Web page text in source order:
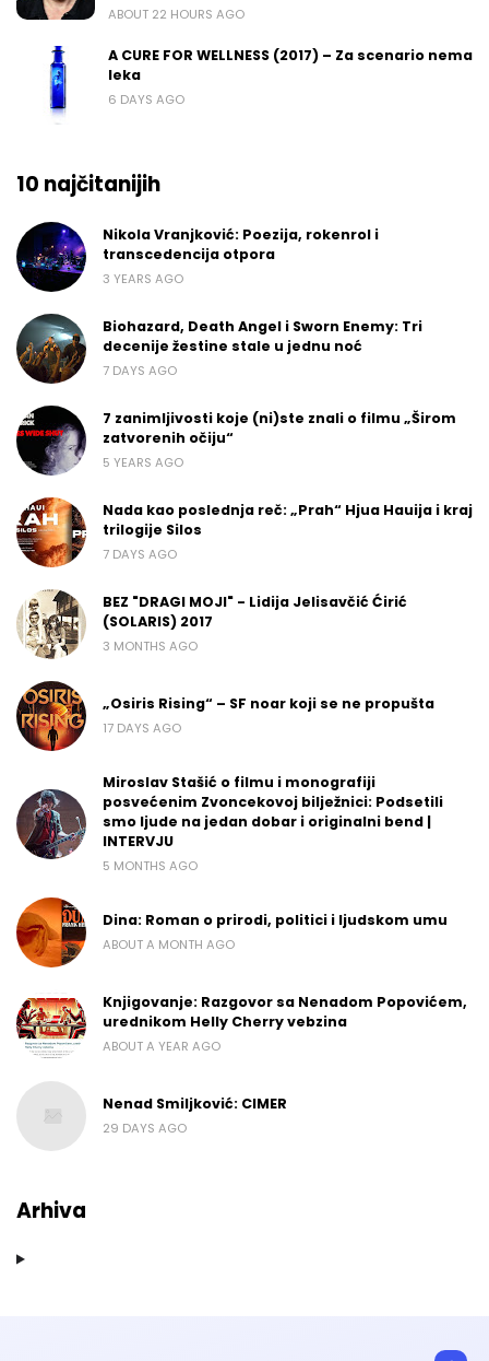
ABOUT 22 HOURS AGO
A CURE FOR WELLNESS (2017) – Za scenario nema
leka
6 DAYS AGO
10 najčitanijih
Nikola Vranjković: Poezija, rokenrol i
transcedencija otpora
3 YEARS AGO
Biohazard, Death Angel i Sworn Enemy: Tri
decenije žestine stale u jednu noć
7 DAYS AGO
7 zanimljivosti koje (ni)ste znali o filmu „Širom
zatvorenih očiju“
5 YEARS AGO
Nada kao poslednja reč: „Prah“ Hjua Hauija i kraj
trilogije Silos
7 DAYS AGO
BEZ "DRAGI MOJI" - Lidija Jelisavčić Ćirić
(SOLARIS) 2017
3 MONTHS AGO
„Osiris Rising“ – SF noar koji se ne propušta
17 DAYS AGO
Miroslav Stašić o filmu i monografiji
posvećenim Zvoncekovoj bilježnici: Podsetili
smo ljude na jedan dobar i originalni bend |
INTERVJU
5 MONTHS AGO
Dina: Roman o prirodi, politici i ljudskom umu
ABOUT A MONTH AGO
Knjigovanje: Razgovor sa Nenadom Popovićem,
urednikom Helly Cherry vebzina
ABOUT A YEAR AGO
Nenad Smiljković: CIMER
29 DAYS AGO
Arhiva